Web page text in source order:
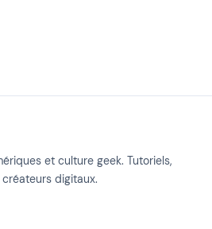
et culture geek. Tutoriels,
digitaux.